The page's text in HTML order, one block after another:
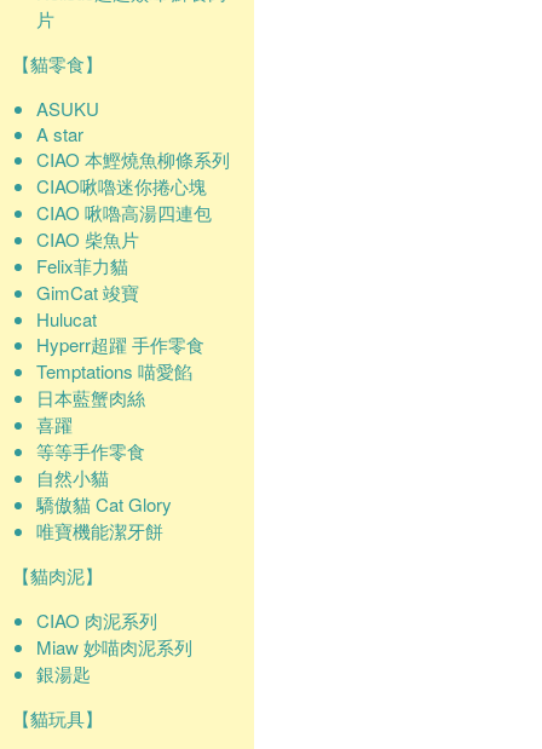
片
【貓零食】
ASUKU
A star
CIAO 本鰹燒魚柳條系列
CIAO啾嚕迷你捲心塊
CIAO 啾嚕高湯四連包
CIAO 柴魚片
Felix菲力貓
GimCat 竣寶
Hulucat
Hyperr超躍 手作零食
Temptations 喵愛餡
日本藍蟹肉絲
喜躍
等等手作零食
自然小貓
驕傲貓 Cat Glory
唯寶機能潔牙餅
【貓肉泥】
CIAO 肉泥系列
Miaw 妙喵肉泥系列
銀湯匙
【貓玩具】